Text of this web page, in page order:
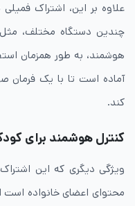
علاوه بر این، اشتراک
چندین دستگاه مختلف،
هوشمند، به طور همزمان
آماده است تا با یک فرمان
کند.
کنترل هوشمند برای
ویژگی دیگری که این
محتوای اعضای خانواده